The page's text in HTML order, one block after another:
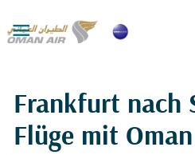

Frankfurt nach
Flüge mit